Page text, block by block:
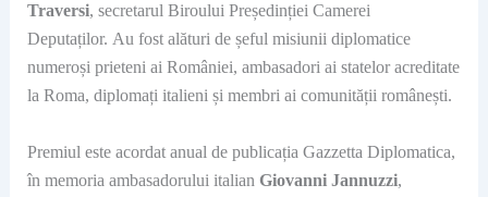
Traversi, secretarul Biroului Președinției Camerei
Deputaților. Au fost alături de șeful misiunii diplomatice
numeroși prieteni ai României, ambasadori ai statelor acreditate
la Roma, diplomați italieni și membri ai comunității românești.
Premiul este acordat anual de publicația Gazzetta Diplomatica,
în memoria ambasadorului italian Giovanni Jannuzzi,